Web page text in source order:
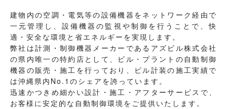
建物内の空調・電気等の設備機器をネットワーク経由で
一元管理し、設備機器の監視や制御を行うことで、快
適・安全な環境と省エネルギーを実現します。
弊社は計測・制御機器メーカーであるアズビル株式会社
の県内唯一の特約店として、ビル・プラントの自動制御
機器の販売・施工を行っており、ビル計装の施工実績で
は沖縄県内No.1のシェアを誇っています。
迅速かつきめ細かい設計・施工・アフターサービスで、
お客様に安定的な自動制御環境をご提供いたします。